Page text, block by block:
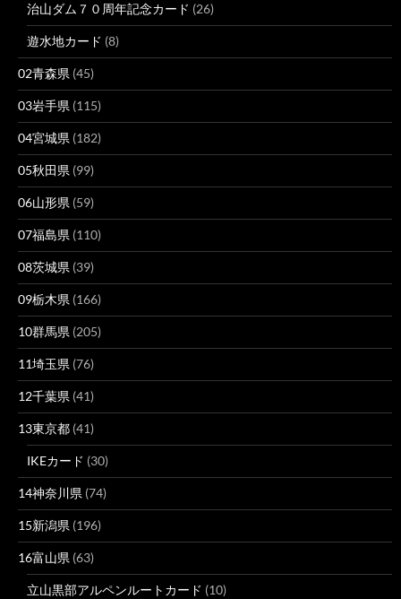
治山ダム７０周年記念カード (26)
遊水地カード (8)
02青森県 (45)
03岩手県 (115)
04宮城県 (182)
05秋田県 (99)
06山形県 (59)
07福島県 (110)
08茨城県 (39)
09栃木県 (166)
10群馬県 (205)
11埼玉県 (76)
12千葉県 (41)
13東京都 (41)
IKEカード (30)
14神奈川県 (74)
15新潟県 (196)
16富山県 (63)
立山黒部アルペンルートカード (10)